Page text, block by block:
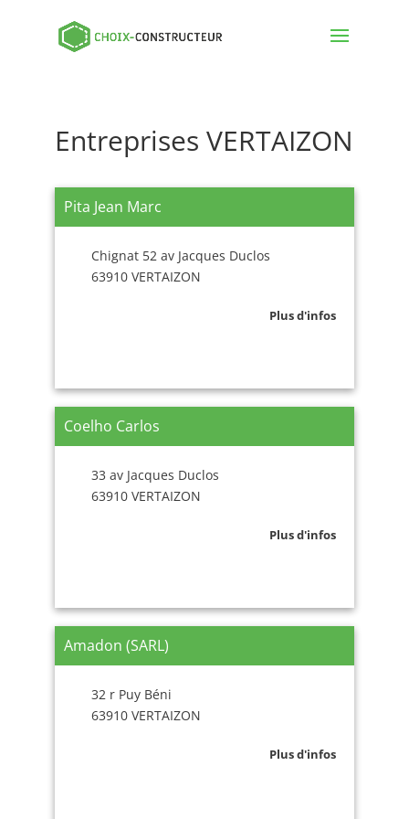
Entreprises VERTAIZON
Pita Jean Marc
Chignat 52 av Jacques Duclos
63910 VERTAIZON
Plus d'infos
Coelho Carlos
33 av Jacques Duclos
63910 VERTAIZON
Plus d'infos
Amadon (SARL)
32 r Puy Béni
63910 VERTAIZON
Plus d'infos